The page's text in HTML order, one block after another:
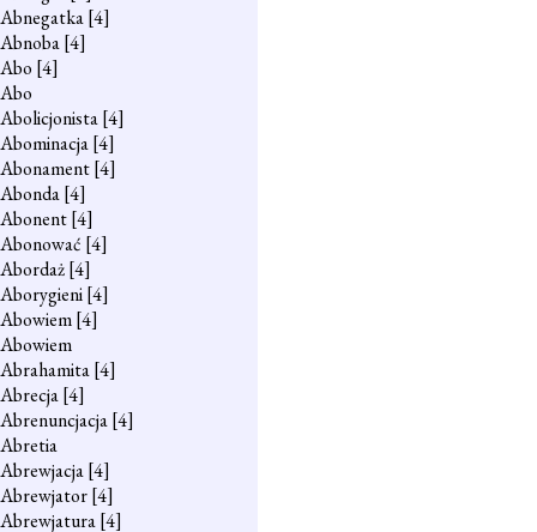
Abnegatka[4]
Abnoba[4]
Abo [4]
Abo
Abolicjonista[4]
Abominacja[4]
Abonament[4]
Abonda[4]
Abonent[4]
Abonować [4]
Abordaż[4]
Aborygieni[4]
Abowiem[4]
Abowiem
Abrahamita[4]
Abrecja[4]
Abrenuncjacja[4]
Abretia
Abrewjacja[4]
Abrewjator[4]
Abrewjatura[4]